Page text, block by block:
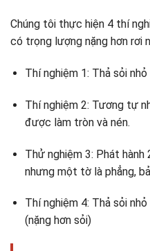
Chúng tôi thực hiện 4 thí
có trọng lượng nặng hơn rơi
Thí nghiệm 1: Thả sỏi
Thí nghiệm 2: Tương tự
được làm tròn và nén.
Thử nghiệm 3: Phát
nhưng một tờ là phẳng,
Thí nghiệm 4: Thả sỏi
(nặng hơn sỏi)